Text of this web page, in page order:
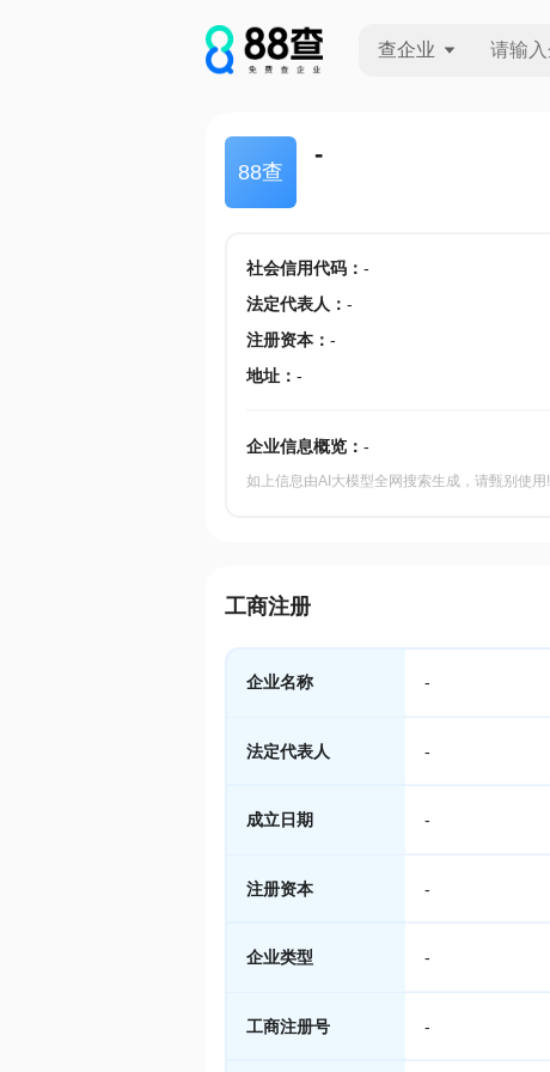
查企业
88查
-
社会信用代码： -
法定代表人 ： -
注册资本： -
地址： -
企业信息概览： -
如上信息由AI大模型全网搜索生成，请甄别使用!
工商注册
企业名称 -
法定代表人 -
成立日期 -
注册资本 -
企业类型 -
工商注册号 -